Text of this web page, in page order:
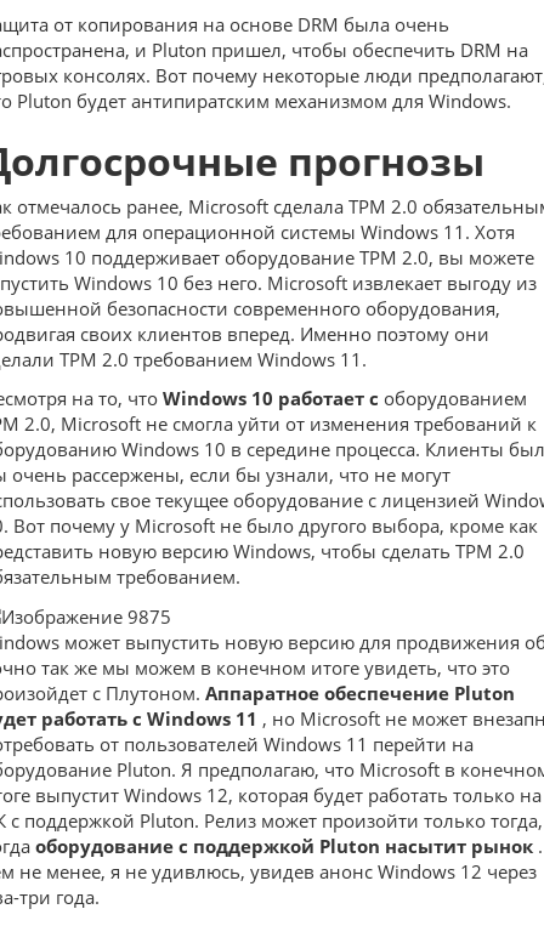
от копирования на основе DRM была очень
и Pluton пришел, чтобы обеспечить DRM на
консолях. Вот почему некоторые люди
Pluton будет антипиратским механизмом для Windows.
прогнозы
отмечалось ранее, Microsoft сделала TPM 2.0
для операционной системы Windows 11. Хотя
10 поддерживает оборудование TPM 2.0, вы можете
Windows 10 без него. Microsoft извлекает выгоду из
безопасности современного оборудования,
своих клиентов вперед. Именно поэтому они
TPM 2.0 требованием Windows 11.
на то, что Windows 10 работает с оборудованием
2.0, Microsoft не смогла уйти от изменения требований к
Windows 10 в середине процесса. Клиенты
очень рассержены, если бы узнали, что не могут
свое текущее оборудование с лицензией
Вот почему у Microsoft не было другого выбора, кроме как
новую версию Windows, чтобы сделать TPM 2.0
требованием.
может выпустить новую версию для продвижения
так же мы можем в конечном итоге увидеть, что это
с Плутоном. Аппаратное обеспечение Pluton
работать с Windows 11 , но Microsoft не может
от пользователей Windows 11 перейти на
Pluton. Я предполагаю, что Microsoft в
выпустит Windows 12, которая будет работать только на
с поддержкой Pluton. Релиз может произойти только тогда,
оборудование с поддержкой Pluton насытит рынок .
не менее, я не удивлюсь, увидев анонс Windows 12 через
три года.